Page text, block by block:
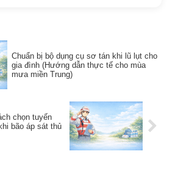
Chuẩn bị bộ dụng cụ sơ tán khi lũ lụt cho
gia đình (Hướng dẫn thực tế cho mùa
mưa miền Trung)
chọn tuyến
bão áp sát thủ